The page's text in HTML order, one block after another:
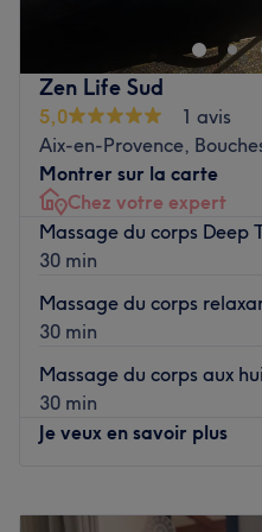
temps de reposer votre
prestations sur mesure
Transport public le plus
À six minutes à pied de
L'équipe
Attentive et chaleureuse,
garantir une expérience
chaque client.
Nos coups de cœur
L’atmosphère : découvrez
relaxation, invitant à la
Zen Life Sud
5,0
1 avis
Aix-en-Provence,
Montrer sur la carte
Chez votre expert
Massage du corps Deep
30 min
Massage du corps
30 min
Massage du corps aux
30 min
Je veux en savoir plus
Mardi